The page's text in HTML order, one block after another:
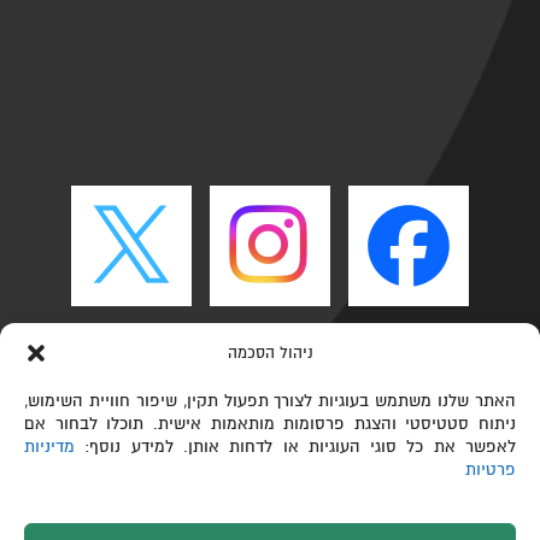
ניהול הסכמה
האתר שלנו משתמש בעוגיות לצורך תפעול תקין, שיפור חוויית השימוש,
ניתוח סטטיסטי והצגת פרסומות מותאמות אישית. תוכלו לבחור אם
לאפשר את כל סוגי העוגיות או לדחות אותן. למידע נוסף: מדיניות
פרטיות